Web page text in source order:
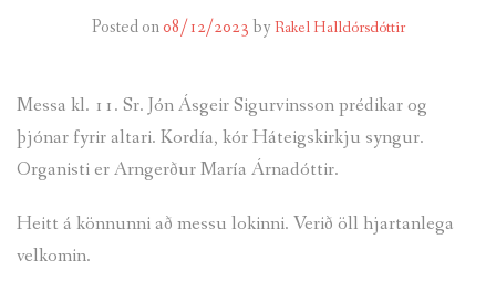
BÖRN OG UNGLINGAR
GALLERÍ GÖNG
Posted on08/12/2023by Rakel Halldórsdóttir
Messa kl. 11. Sr. Jón Ásgeir Sigurvinsson prédikar og
þjónar fyrir altari. Kordía, kór Háteigskirkju syngur.
Organisti er Arngerður María Árnadóttir.
Heitt á könnunni að messu lokinni. Verið öll hjartanlega
velkomin.